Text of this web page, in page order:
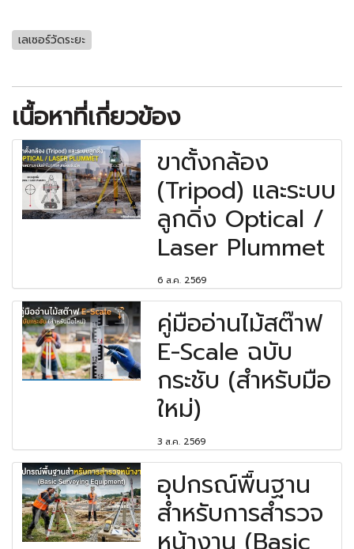
เลเซอร์วัดระยะ
เนื้อหาที่เกี่ยวข้อง
ขาตั้งกล้อง
(Tripod) และระบบ
ลูกดิ่ง Optical /
Laser Plummet
6 ส.ค. 2569
คู่มืออ่านไม้สต๊าฟ
E-Scale ฉบับ
กระชับ (สำหรับมือ
ใหม่)
3 ส.ค. 2569
อุปกรณ์พื้นฐาน
สำหรับการสำรวจ